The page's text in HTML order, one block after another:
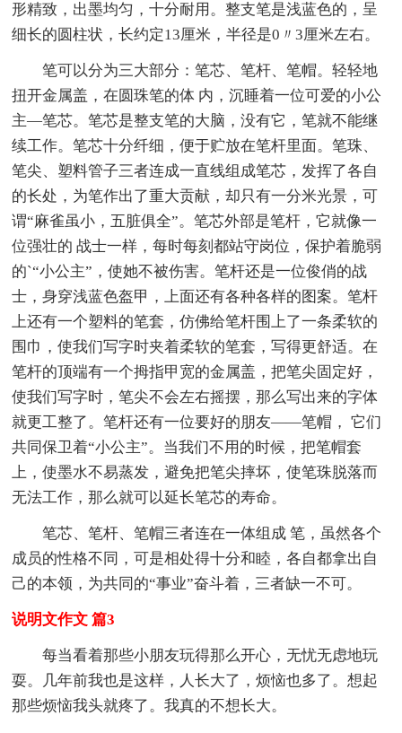
形精致，出墨均匀，十分耐用。整支笔是浅蓝色的，呈
细长的圆柱状，长约定13厘米，半径是0〃3厘米左右。
笔可以分为三大部分：笔芯、笔杆、笔帽。轻轻地
扭开金属盖，在圆珠笔的体 内，沉睡着一位可爱的小公
主—笔芯。笔芯是整支笔的大脑，没有它，笔就不能继
续工作。笔芯十分纤细，便于贮放在笔杆里面。笔珠、
笔尖、塑料管子三者连成一直线组成笔芯，发挥了各自
的长处，为笔作出了重大贡献，却只有一分米光景，可
谓“麻雀虽小，五脏俱全”。笔芯外部是笔杆，它就像一
位强壮的 战士一样，每时每刻都站守岗位，保护着脆弱
的`“小公主”，使她不被伤害。笔杆还是一位俊俏的战
士，身穿浅蓝色盔甲，上面还有各种各样的图案。笔杆
上还有一个塑料的笔套，仿佛给笔杆围上了一条柔软的
围巾，使我们写字时夹着柔软的笔套，写得更舒适。在
笔杆的顶端有一个拇指甲宽的金属盖，把笔尖固定好，
使我们写字时，笔尖不会左右摇摆，那么写出来的字体
就更工整了。笔杆还有一位要好的朋友——笔帽， 它们
共同保卫着“小公主”。当我们不用的时候，把笔帽套
上，使墨水不易蒸发，避免把笔尖摔坏，使笔珠脱落而
无法工作，那么就可以延长笔芯的寿命。
笔芯、笔杆、笔帽三者连在一体组成 笔，虽然各个
成员的性格不同，可是相处得十分和睦，各自都拿出自
己的本领，为共同的“事业”奋斗着，三者缺一不可。
说明文作文 篇3
每当看着那些小朋友玩得那么开心，无忧无虑地玩
耍。几年前我也是这样，人长大了，烦恼也多了。想起
那些烦恼我头就疼了。我真的不想长大。